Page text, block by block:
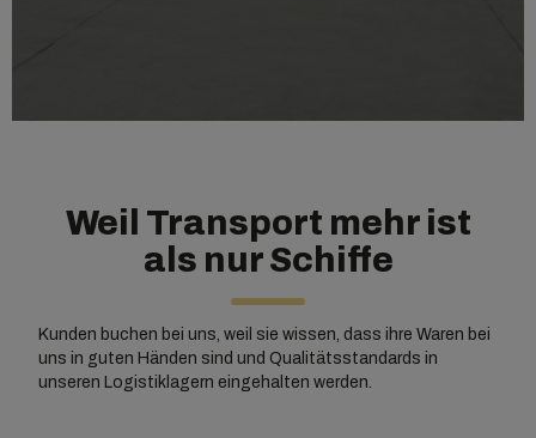
Weil Transport mehr ist
als nur Schiffe
Kunden buchen bei uns, weil sie wissen, dass ihre Waren bei
uns in guten Händen sind und Qualitätsstandards in
unseren Logistiklagern eingehalten werden.